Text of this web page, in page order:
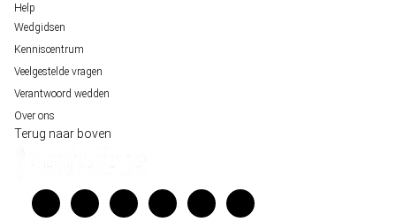
Help
Wedgidsen
Kenniscentrum
Veelgestelde vragen
Verantwoord wedden
Over ons
Terug naar boven